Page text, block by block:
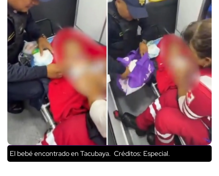
El bebé encontrado en Tacubaya. Créditos: Especial.